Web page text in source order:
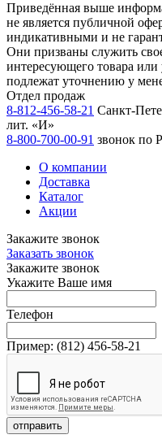
Приведённая выше
не является публичной
индикативными и не
Они призваны служить
интересующего товара
подлежат уточнению у
Отдел продаж
8-812-456-58-21 Санкт-
лит. «И»
8-800-700-00-91 звонок по
О компании
Доставка
Каталог
Акции
Закажите звонок
Заказать звонок
Закажите звонок
Укажите Ваше имя
Телефон
Пример: (812) 456-58-21
отправить